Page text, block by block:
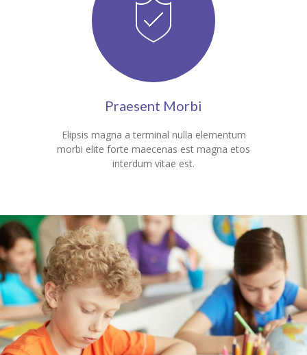
Praesent Morbi
Elipsis magna a terminal nulla elementum
morbi elite forte maecenas est magna etos
interdum vitae est.